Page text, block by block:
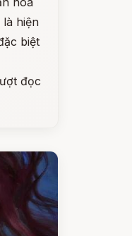
hiện
biệt
đọc